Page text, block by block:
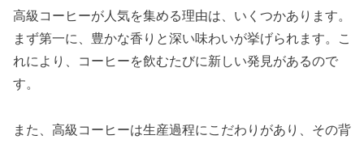
高級コーヒーが人気を集める理由は、いくつかあります。
まず第一に、豊かな香りと深い味わいが挙げられます。こ
れにより、コーヒーを飲むたびに新しい発見があるので
す。
また、高級コーヒーは生産過程にこだわりがあり、その背